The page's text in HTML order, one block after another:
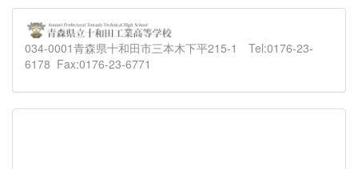
034-0001青森県十和田市三本木下平215-1 Tel:0176-23-
6178 Fax:0176-23-6771